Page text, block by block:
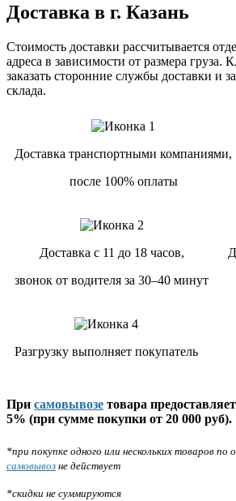
Доставка в г. Казань
Стоимость доставки рассчитывается
адреса в зависимости от размера груза.
заказать сторонние службы доставки и
склада.
Доставка транспортными компаниями,
после 100% оплаты
Доставка с 11 до 18 часов,
звонок от водителя за 30–40 минут
Разгрузку выполняет покупатель
При самовывозе товара
5% (при сумме покупки от 20 000 руб).
*при покупке одного или нескольких товаров по
самовывоз не действует
*скидки не суммируются